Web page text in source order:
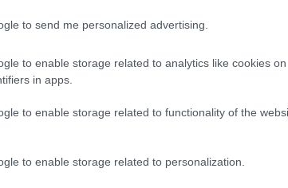
to send me personalized advertising.
to enable storage related to analytics like cookies on
in apps.
to enable storage related to functionality of the
to enable storage related to personalization.